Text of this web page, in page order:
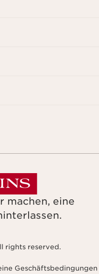
mit dem Newsletter
erfassen und zu
die Zukunft widerrufen.
machen, eine
rights reserved.
Geschäftsbedingungen